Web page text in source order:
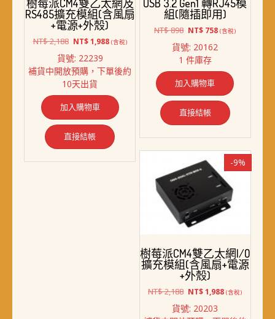
樹莓派CM4雙乙太網及
RS485擴充模組(含風扇
+電源+外殼)
NT$2,188 原
價
格：
NT$ 2,188。
NT$1,988目
格：
(含稅)
貨號: 22239
補貨中開放預購，下單後約
10天出貨
加入購物車
直接結帳
USB 3.2 Gen1 轉RJ45模
組(隨插即用)
NT$898 原
價
格：
NT$ 898。
NT$ 758目
價
NT$ 758。
(含稅)
貨號: 20162
1 件庫存
加入購物車
直接結帳
-9%
樹莓派CM4雙乙太網I/O
擴充模組(含風扇+電源
+外殼)
NT$2,188 原
價
NT$1,988目(含稅)
貨號: 20203